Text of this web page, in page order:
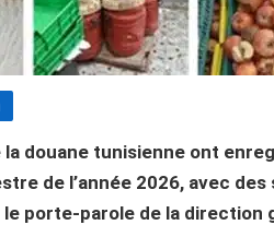
la douane tunisienne ont
de l’année 2026, avec
le porte-parole de la direction